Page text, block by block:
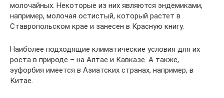
молочайных. Некоторые из них являются эндемиками,
например, молочая остистый, который растет в
Ставропольском крае и занесен в Красную книгу.
Наиболее подходящие климатические условия для их
роста в природе – на Алтае и Кавказе. А также,
эуфорбия имеется в Азиатских странах, например, в
Китае.